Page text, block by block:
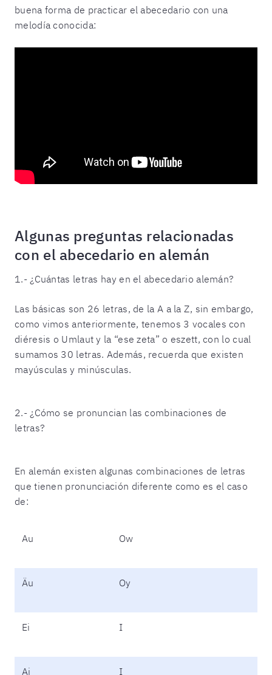
buena forma de practicar el abecedario con una
melodía conocida:
Algunas preguntas relacionadas
con el abecedario en alemán
1.- ¿Cuántas letras hay en el abecedario alemán?
Las básicas son 26 letras, de la A a la Z, sin embargo,
como vimos anteriormente, tenemos 3 vocales con
diéresis o Umlaut y la “ese zeta” o eszett, con lo cual
sumamos 30 letras. Además, recuerda que existen
mayúsculas y minúsculas.
2.- ¿Cómo se pronuncian las combinaciones de
letras?
En alemán existen algunas combinaciones de letras
que tienen pronunciación diferente como es el caso
de:
Au Ow
Äu Oy
Ei I
Ai I